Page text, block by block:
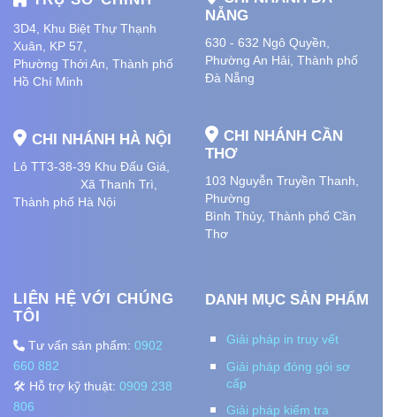
3D4, Khu Biệt Thự Thạnh
Xuân, KP 57,
Phường Thới An, Thành phố
Hồ Chí Minh
CHI NHÁNH HÀ NỘI
Lô TT3-38-39 Khu Đấu Giá,
Xã Thanh Trì,
Thành phố Hà Nội
NẴNG
630 - 632 Ngô Quyền,
Phường An Hải, Thành phố
Đà Nẵng
CHI NHÁNH CẦN
THƠ
103 Nguyễn Truyền Thanh,
Phường
Bình Thủy, Thành phố Cần
Thơ
LIÊN HỆ VỚI CHÚNG
TÔI
Tư vấn sản phẩm: 0902
660 882
🛠️ Hỗ trợ kỹ thuật: 0909 238
806
DANH MỤC SẢN PHẨM
Giải pháp in truy vết
Giải pháp đóng gói sơ
cấp
Giải pháp kiểm tra